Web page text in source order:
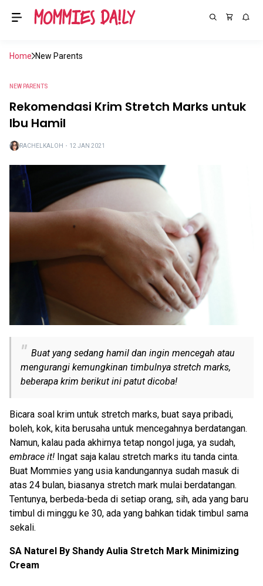
Home New Parents
NEW PARENTS
Rekomendasi Krim Stretch Marks untuk
Ibu Hamil
RACHELKALOH ・ 12 JAN 2021
Buat yang sedang hamil dan ingin mencegah atau
mengurangi kemungkinan timbulnya stretch marks,
beberapa krim berikut ini patut dicoba!
Bicara soal krim untuk stretch marks, buat saya pribadi,
boleh, kok, kita berusaha untuk mencegahnya berdatangan.
Namun, kalau pada akhirnya tetap nongol juga, ya sudah,
embrace it! Ingat saja kalau stretch marks itu tanda cinta.
Buat Mommies yang usia kandungannya sudah masuk di
atas 24 bulan, biasanya stretch mark mulai berdatangan.
Tentunya, berbeda-beda di setiap orang, sih, ada yang baru
timbul di minggu ke 30, ada yang bahkan tidak timbul sama
sekali.
SA Naturel By Shandy Aulia Stretch Mark Minimizing
Cream